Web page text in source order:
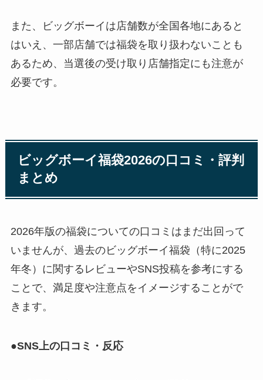
また、ビッグボーイは店舗数が全国各地にあると
はいえ、一部店舗では福袋を取り扱わないことも
あるため、当選後の受け取り店舗指定にも注意が
必要です。
ビッグボーイ福袋2026の口コミ・評判
まとめ
2026年版の福袋についての口コミはまだ出回って
いませんが、過去のビッグボーイ福袋（特に2025
年冬）に関するレビューやSNS投稿を参考にする
ことで、満足度や注意点をイメージすることがで
きます。
●SNS上の口コミ・反応